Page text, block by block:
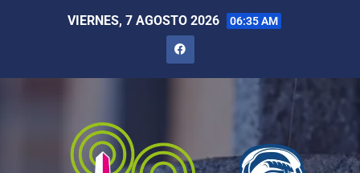
VIERNES, 7 AGOSTO 2026 06:35 AM